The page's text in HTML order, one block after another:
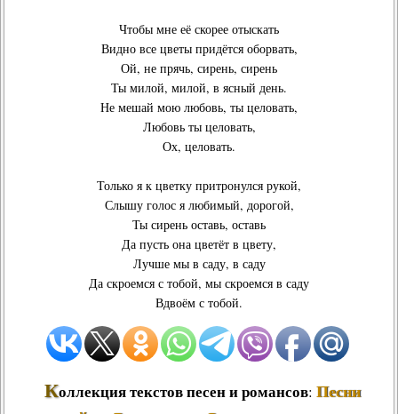
Чтобы мне её скорее отыскать
Видно все цветы придётся оборвать,
Ой, не прячь, сирень, сирень
Ты милой, милой, в ясный день.
Не мешай мою любовь, ты целовать,
Любовь ты целовать,
Ох, целовать.
Только я к цветку притронулся рукой,
Слышу голос я любимый, дорогой,
Ты сирень оставь, оставь
Да пусть она цветёт в цвету,
Лучше мы в саду, в саду
Да скроемся с тобой, мы скроемся в саду
Вдвоём с тобой.
Коллекция текстов песен и романсов: Песни